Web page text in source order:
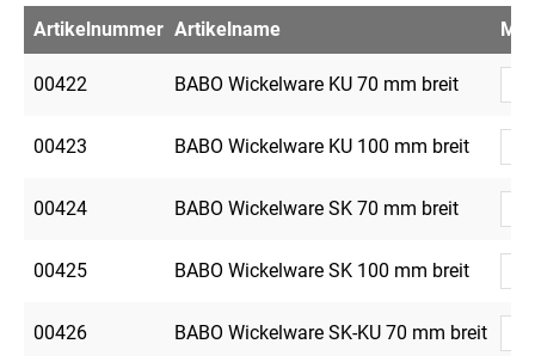
Artikelnummer Artikelname
00422 BABO Wickelware KU 70 mm breit
00423 BABO Wickelware KU 100 mm breit
00424 BABO Wickelware SK 70 mm breit
00425 BABO Wickelware SK 100 mm breit
00426 BABO Wickelware SK-KU 70 mm breit